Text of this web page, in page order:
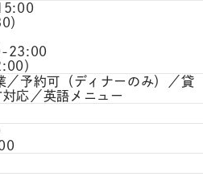
）
23:00
）
／予約可（ディナーのみ）／貸
応／英語メニュー